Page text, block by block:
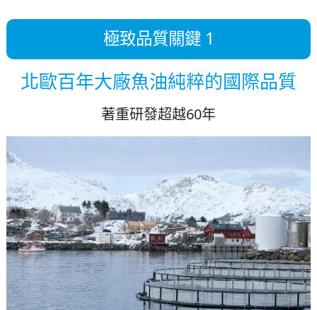
極致品質關鍵 1
北歐百年大廠魚油純粹的國際品質
著重研發超越60年